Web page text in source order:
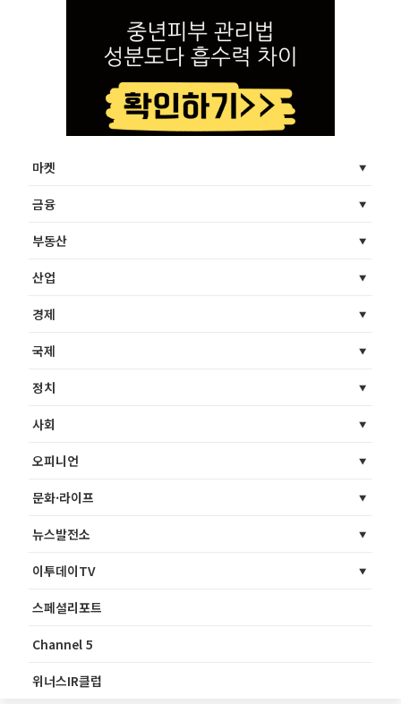
마켓
금융
부동산
산업
경제
국제
정치
사회
오피니언
문화·라이프
뉴스발전소
이투데이TV
스페셜리포트
Channel 5
위너스IR클럽